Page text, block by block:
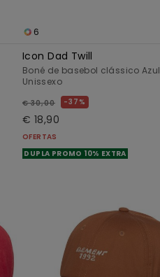
6
Icon Dad Twill
Boné de basebol clássico Azul
Unissexo
€ 30,00 37%
€ 18,90
OFERTAS
DUPLA PROMO 10% EXTRA